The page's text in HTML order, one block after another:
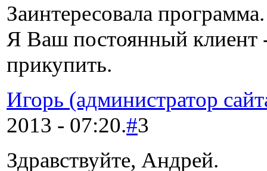
Заинтересовала программа.
Я Ваш постоянный клиент
прикупить.
Игорь (администратор
2013 - 07:20.#3
Здравствуйте, Андрей.